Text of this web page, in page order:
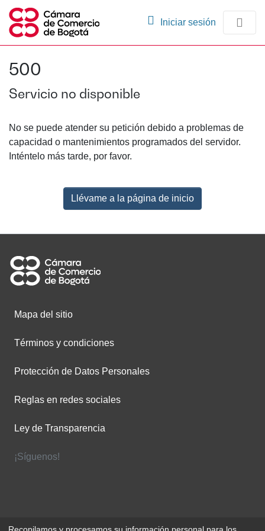
Iniciar sesión (current)
500
Servicio no disponible
No se puede atender su petición debido a problemas de
capacidad o mantenimientos programados del servidor.
Inténtelo más tarde, por favor.
Llévame a la página de inicio
Mapa del sitio
Términos y condiciones
Protección de Datos Personales
Reglas en redes sociales
Ley de Transparencia
¡Síguenos!